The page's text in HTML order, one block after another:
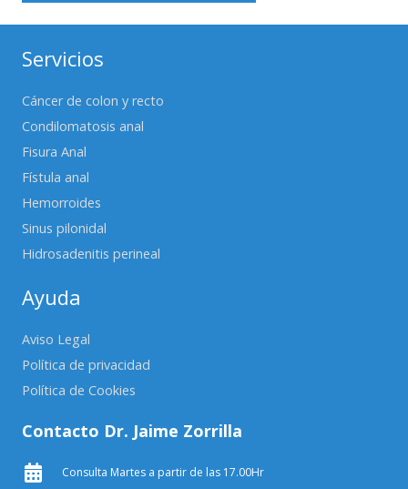
Servicios
Cáncer de colon y recto
Condilomatosis anal
Fisura Anal
Fístula anal
Hemorroides
Sinus pilonidal
Hidrosadenitis perineal
Ayuda
Aviso Legal
Política de privacidad
Política de Cookies
Contacto Dr. Jaime Zorrilla
Consulta Martes a partir de las 17.00Hr